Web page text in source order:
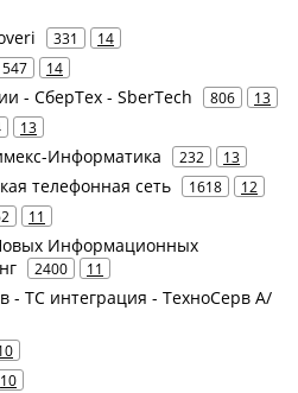
331 14
547 14
- СберТех - SberTech 806 13
13
Информатика 232 13
телефонная сеть 1618 12
11
Информационных
2400 11
- ТС интеграция - ТехноСерв А/
10